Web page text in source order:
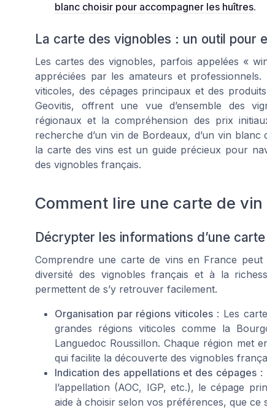
blanc choisir pour accompagner les huîtres.
La carte des vignobles : un outil pour
Les cartes des vignobles, parfois appelées «
appréciées par les amateurs et
viticoles, des cépages principaux et des
Geovitis, offrent une vue d’ensemble des
régionaux et la compréhension des prix
recherche d’un vin de Bordeaux, d’un vin
la carte des vins est un guide précieux pour
des vignobles français.
Comment lire une carte de
Décrypter les informations d’une
Comprendre une carte de vins en France
diversité des vignobles français et à la
permettent de s’y retrouver facilement.
Organisation par régions viticoles: Les
grandes régions viticoles comme la
Languedoc Roussillon. Chaque région met
qui facilite la découverte des vignobles
Indication des appellations et des cépages:
l’appellation (AOC, IGP, etc.), le cépage
aide à choisir selon vos préférences, que